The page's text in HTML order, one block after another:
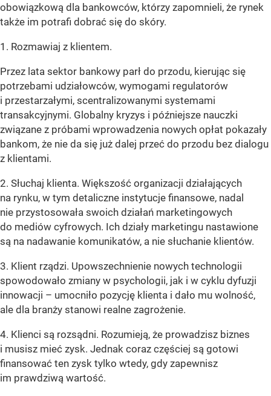
obowiązkową dla bankowców, którzy zapomnieli, że rynek
także im potrafi dobrać się do skóry.
1. Rozmawiaj z klientem.
Przez lata sektor bankowy parł do przodu, kierując się
potrzebami udziałowców, wymogami regulatorów
i przestarzałymi, scentralizowanymi systemami
transakcyjnymi. Globalny kryzys i późniejsze nauczki
związane z próbami wprowadzenia nowych opłat pokazały
bankom, że nie da się już dalej przeć do przodu bez dialogu
z klientami.
2. Słuchaj klienta. Większość organizacji działających
na rynku, w tym detaliczne instytucje finansowe, nadal
nie przystosowała swoich działań marketingowych
do mediów cyfrowych. Ich działy marketingu nastawione
są na nadawanie komunikatów, a nie słuchanie klientów.
3. Klient rządzi. Upowszechnienie nowych technologii
spowodowało zmiany w psychologii, jak i w cyklu dyfuzji
innowacji – umocniło pozycję klienta i dało mu wolność,
ale dla branży stanowi realne zagrożenie.
4. Klienci są rozsądni. Rozumieją, że prowadzisz biznes
i musisz mieć zysk. Jednak coraz częściej są gotowi
finansować ten zysk tylko wtedy, gdy zapewnisz
im prawdziwą wartość.